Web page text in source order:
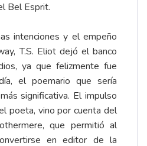
Bel Esprit.
intenciones y el empeño
T.S. Eliot dejó el banco
ya que felizmente fue
el poemario que sería
significativa. El impulso
poeta, vino por cuenta del
que permitió al
en editor de la